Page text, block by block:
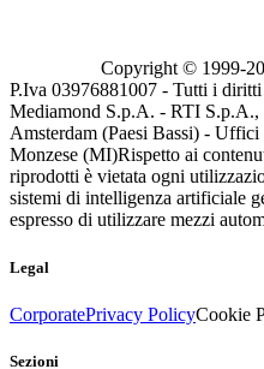
Copyright © 1999-
P.Iva 03976881007 - Tutti i
Mediamond S.p.A. - RTI S.p.A.,
Amsterdam (Paesi Bassi) -
Monzese (MI)Rispetto ai
riprodotti è vietata ogni
sistemi di intelligenza artificiale
espresso di utilizzare mezzi
Legal
CorporatePrivacy PolicyCookie
Sezioni